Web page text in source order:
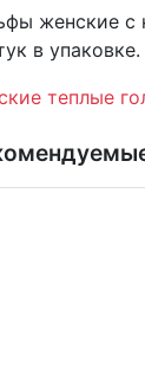
женские с
в упаковке.
теплые